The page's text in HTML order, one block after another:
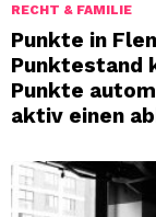
RECHT & FAMILIE
Punkte in
Punktestand
Punkte
aktiv einen